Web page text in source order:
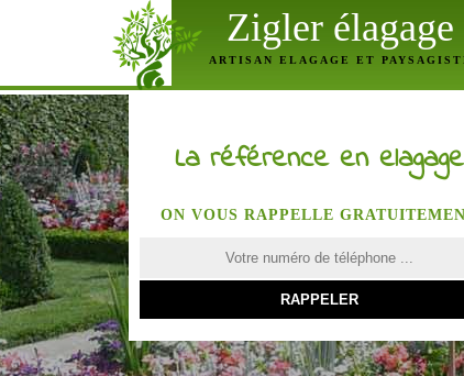
Zigler élagage
ARTISAN ELAGAGE ET
La référence en elagage
ON VOUS RAPPELLE